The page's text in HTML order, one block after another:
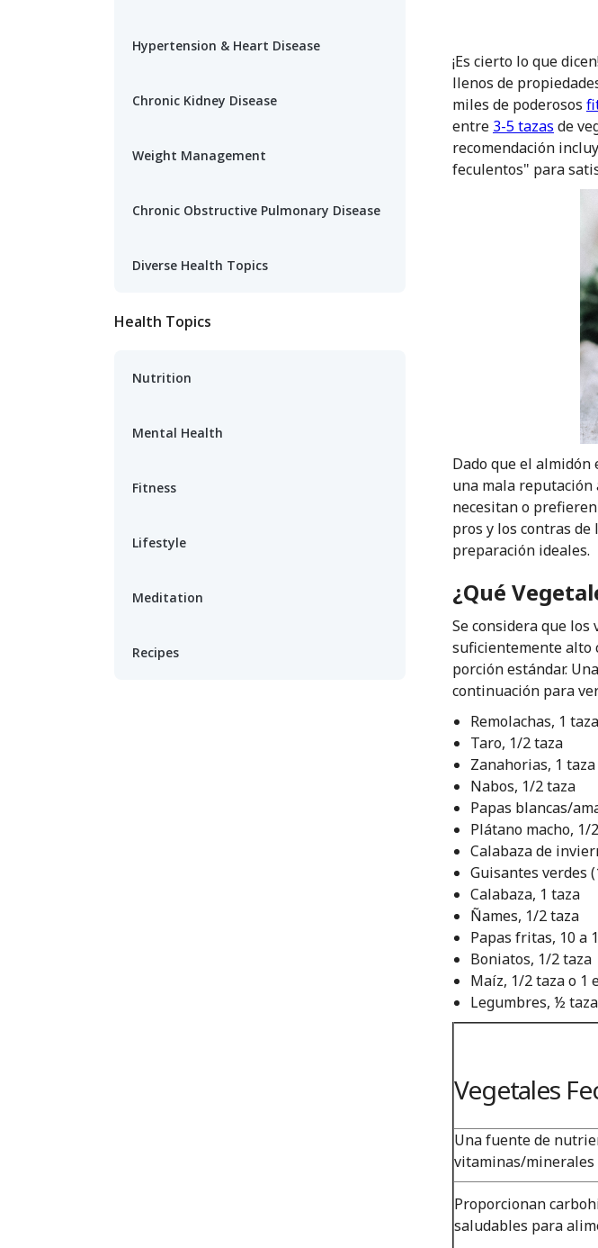
Hypertension & Heart Disease
Chronic Kidney Disease
Weight Management
Chronic Obstructive Pulmonary Disease
Diverse Health Topics
Health Topics
Nutrition
Mental Health
Fitness
Lifestyle
Meditation
Recipes
¡Es cierto lo que
llenos de
miles de poderosos
entre 3-5 tazas de
recomendación
feculentos" para
Dado que el
una mala reputación
necesitan o
pros y los contras
preparación ideales.
¿Qué
Se considera que
suficientemente alto
porción estándar.
continuación para
Remolachas, 1 taza
Taro, 1/2 taza
Zanahorias, 1 taza
Nabos, 1/2 taza
Papas blancas/
Plátano macho, 1/
Calabaza de
Guisantes verdes
Calabaza, 1 taza
Ñames, 1/2 taza
Papas fritas, 10 a
Boniatos, 1/2 taza
Maíz, 1/2 taza o 1
Legumbres, ½
Vegetales
Una fuente de
vitaminas/
Proporcionan
saludables para